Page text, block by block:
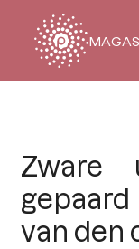
Zware
van den